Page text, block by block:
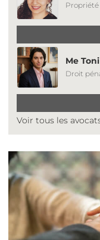
Me
Droit
Voir tous les